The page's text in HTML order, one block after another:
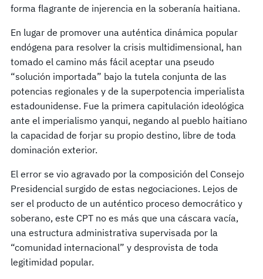
forma flagrante de injerencia en la soberanía haitiana.
En lugar de promover una auténtica dinámica popular
endógena para resolver la crisis multidimensional, han
tomado el camino más fácil aceptar una pseudo
“solución importada” bajo la tutela conjunta de las
potencias regionales y de la superpotencia imperialista
estadounidense. Fue la primera capitulación ideológica
ante el imperialismo yanqui, negando al pueblo haitiano
la capacidad de forjar su propio destino, libre de toda
dominación exterior.
El error se vio agravado por la composición del Consejo
Presidencial surgido de estas negociaciones. Lejos de
ser el producto de un auténtico proceso democrático y
soberano, este CPT no es más que una cáscara vacía,
una estructura administrativa supervisada por la
“comunidad internacional” y desprovista de toda
legitimidad popular.